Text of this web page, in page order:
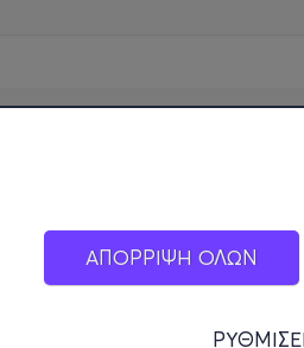
ΑΠΟΡΡΙΨΗ ΟΛΩΝ